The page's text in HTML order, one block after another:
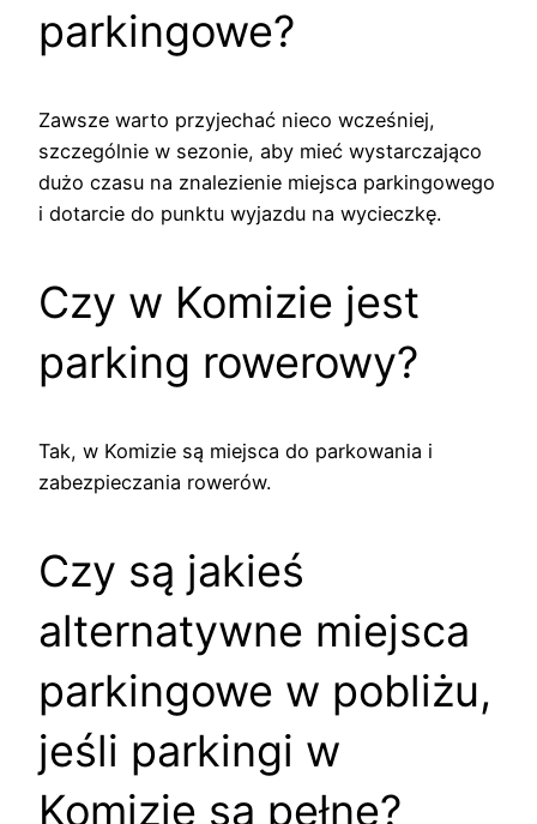
parkingowe?
Zawsze warto przyjechać nieco wcześniej,
szczególnie w sezonie, aby mieć wystarczająco
dużo czasu na znalezienie miejsca parkingowego
i dotarcie do punktu wyjazdu na wycieczkę.
Czy w Komizie jest
parking rowerowy?
Tak, w Komizie są miejsca do parkowania i
zabezpieczania rowerów.
Czy są jakieś
alternatywne miejsca
parkingowe w pobliżu,
jeśli parkingi w
Komizie są pełne?